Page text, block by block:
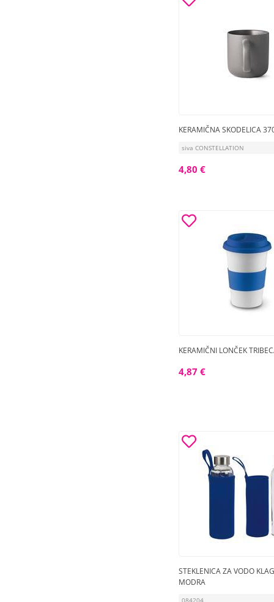
KERAMIČNA SKODELICA
siva CONSTELLATION
4,80 €
KERAMIČNI LONČEK
4,87 €
STEKLENICA ZA VODO
MODRA
084204